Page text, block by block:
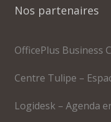
Nos partenaires
OfficePlus Business
Centre Tulipe –
Logidesk – Agenda